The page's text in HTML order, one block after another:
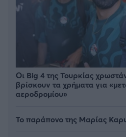
Οι Big 4 της Τουρκίας
βρίσκουν τα χρήματα για
αεροδρομίου»
Το παράπονο της Μαρίας